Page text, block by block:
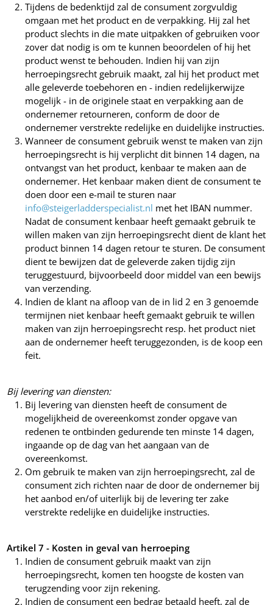
Tijdens de bedenktijd zal de consument zorgvuldig
omgaan met het product en de verpakking. Hij zal het
product slechts in die mate uitpakken of gebruiken voor
zover dat nodig is om te kunnen beoordelen of hij het
product wenst te behouden. Indien hij van zijn
herroepingsrecht gebruik maakt, zal hij het product met
alle geleverde toebehoren en - indien redelijkerwijze
mogelijk - in de originele staat en verpakking aan de
ondernemer retourneren, conform de door de
ondernemer verstrekte redelijke en duidelijke instructies.
Wanneer de consument gebruik wenst te maken van zijn
herroepingsrecht is hij verplicht dit binnen 14 dagen, na
ontvangst van het product, kenbaar te maken aan de
ondernemer. Het kenbaar maken dient de consument te
doen door een e-mail te sturen naar
info@steigerladderspecialist.nl met het IBAN nummer.
Nadat de consument kenbaar heeft gemaakt gebruik te
willen maken van zijn herroepingsrecht dient de klant het
product binnen 14 dagen retour te sturen. De consument
dient te bewijzen dat de geleverde zaken tijdig zijn
teruggestuurd, bijvoorbeeld door middel van een bewijs
van verzending.
Indien de klant na afloop van de in lid 2 en 3 genoemde
termijnen niet kenbaar heeft gemaakt gebruik te willen
maken van zijn herroepingsrecht resp. het product niet
aan de ondernemer heeft teruggezonden, is de koop een
feit.
Bij levering van diensten:
Bij levering van diensten heeft de consument de
mogelijkheid de overeenkomst zonder opgave van
redenen te ontbinden gedurende ten minste 14 dagen,
ingaande op de dag van het aangaan van de
overeenkomst.
Om gebruik te maken van zijn herroepingsrecht, zal de
consument zich richten naar de door de ondernemer bij
het aanbod en/of uiterlijk bij de levering ter zake
verstrekte redelijke en duidelijke instructies.
Artikel 7 - Kosten in geval van herroeping
Indien de consument gebruik maakt van zijn
herroepingsrecht, komen ten hoogste de kosten van
terugzending voor zijn rekening.
Indien de consument een bedrag betaald heeft, zal de